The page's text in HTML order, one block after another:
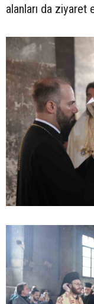
alanları da ziyaret